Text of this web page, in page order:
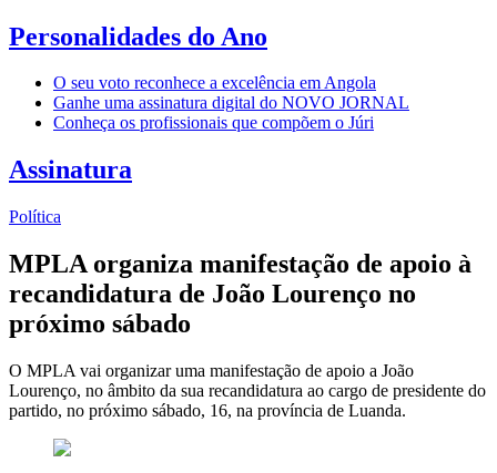
Personalidades do Ano
O seu voto reconhece a excelência em Angola
Ganhe uma assinatura digital do NOVO JORNAL
Conheça os profissionais que compõem o Júri
Assinatura
Política
MPLA organiza manifestação de apoio à
recandidatura de João Lourenço no
próximo sábado
O MPLA vai organizar uma manifestação de apoio a João
Lourenço, no âmbito da sua recandidatura ao cargo de presidente do
partido, no próximo sábado, 16, na província de Luanda.